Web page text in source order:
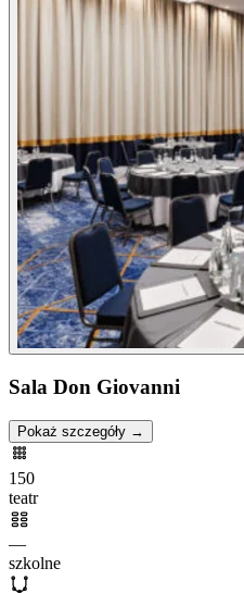
Sala Don Giovanni
Pokaż szczegóły →
150
teatr
—
szkolne